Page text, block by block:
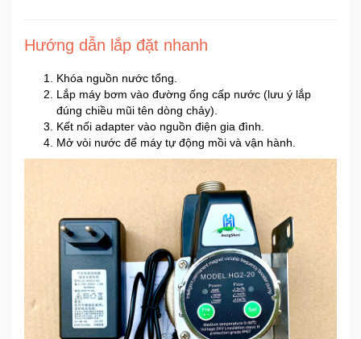
Hướng dẫn lắp đặt nhanh
Khóa nguồn nước tổng.
Lắp máy bơm vào đường ống cấp nước (lưu ý lắp
đúng chiều mũi tên dòng chảy).
Kết nối adapter vào nguồn điện gia đình.
Mở vòi nước để máy tự động mồi và vận hành.